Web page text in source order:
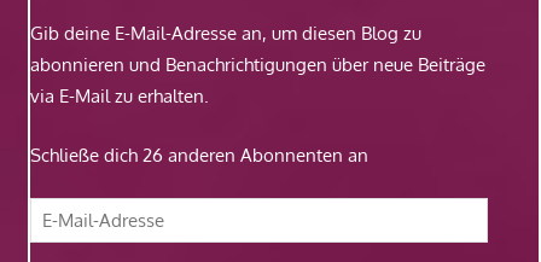
Gib deine E-Mail-Adresse an, um diesen Blog zu
abonnieren und Benachrichtigungen über neue Beiträge
via E-Mail zu erhalten.
Schließe dich 26 anderen Abonnenten an
E-
Mail-